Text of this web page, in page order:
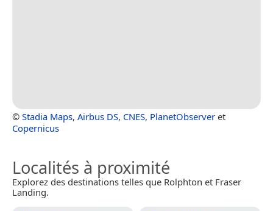
© Stadia Maps, Airbus DS, CNES, PlanetObserver et
Copernicus
Localités à proximité
Explorez des destinations telles que Rolphton et Fraser
Landing.